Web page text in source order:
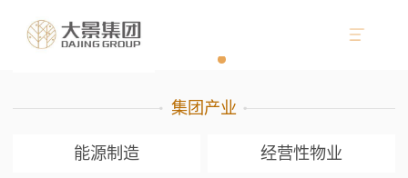
集团产业
能源制造 经营性物业